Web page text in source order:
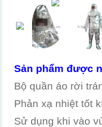
Sản phẩm được
Bộ quần áo rời
Phản xạ nhiệt tốt
Sử dụng khi vào